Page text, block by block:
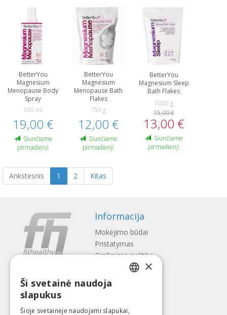
BetterYou
Magnesium
Menopause Body
Spray
100 ml
19,00 €
Siunčiame
pirmadienį!
BetterYou
Magnesium
Menopause Bath
Flakes
750 g
12,00 €
Siunčiame
pirmadienį!
BetterYou
Magnesium Sleep
Bath Flakes
1000 g
15,00 €
13,00 €
Siunčiame
pirmadienį!
Ankstesnis 1 2 Kitas
Informacija
Mokėjimo būdai
Pristatymas
Gražinimo politika
Apie mus
Kontaktai
Privatumo politika
×
Ši svetainė naudoja
slapukus
Šioje svetainėje naudojami slapukai,